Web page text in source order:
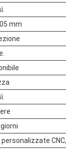
mm
personalizzate